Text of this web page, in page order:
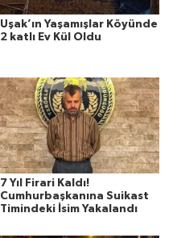
Uşak’ın Yaşamışlar Köyünde
2 katlı Ev Kül Oldu
7 Yıl Firari Kaldı!
Cumhurbaşkanına Suikast
Timindeki İsim Yakalandı